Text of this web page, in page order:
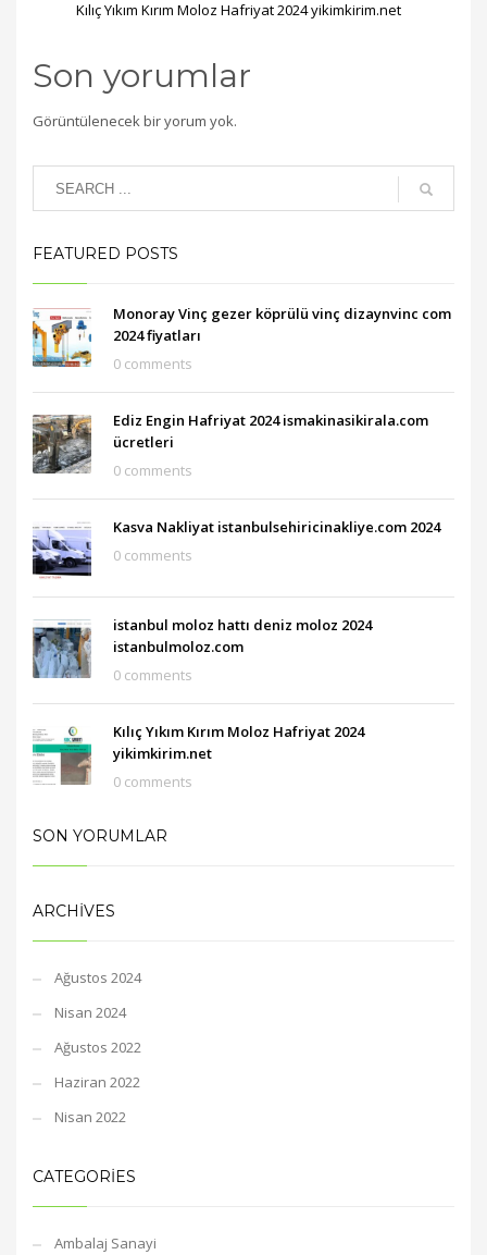
Kılıç Yıkım Kırım Moloz Hafriyat 2024 yikimkirim.net
Son yorumlar
Görüntülenecek bir yorum yok.
FEATURED POSTS
Monoray Vinç gezer köprülü vinç dizaynvinc com
2024 fiyatları
0 comments
Ediz Engin Hafriyat 2024 ismakinasikirala.com
ücretleri
0 comments
Kasva Nakliyat istanbulsehiricinakliye.com 2024
0 comments
istanbul moloz hattı deniz moloz 2024
istanbulmoloz.com
0 comments
Kılıç Yıkım Kırım Moloz Hafriyat 2024
yikimkirim.net
0 comments
SON YORUMLAR
ARCHIVES
Ağustos 2024
Nisan 2024
Ağustos 2022
Haziran 2022
Nisan 2022
CATEGORIES
Ambalaj Sanayi